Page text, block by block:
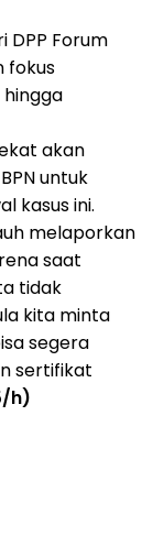
DPP Forum
fokus
akan
untuk
kasus ini.
melaporkan
saat
tidak
kita minta
segera
sertifikat
h)